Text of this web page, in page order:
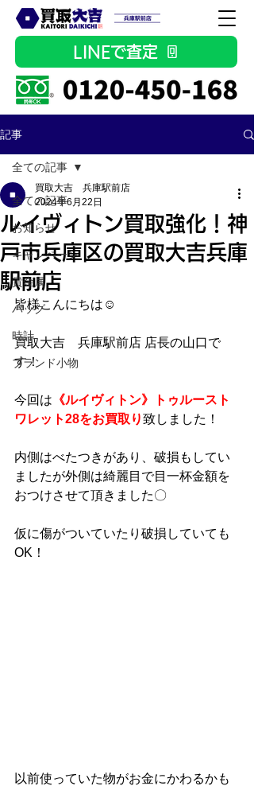
LINEで査定
記事
全ての記事
お知らせ
キャンペーン
貴金属
バッグ
時計
ブランド小物
全ての記事
ルイヴィトン買取強化！神
戸市兵庫区の買取大吉兵庫
駅前店
買取大吉 兵庫駅前店
2024年6月22日
皆様こんにちは☺
買取大吉　兵庫駅前店 店長の山口で
す！
今回は 《ルイヴィトン》トゥルースト
ワレット28をお買取り致しました！
内側はべたつきがあり、破損もしてい
ましたが外側は綺麗目で目一杯金額を
おつけさせて頂きました〇
仮に傷がついていたり破損していても
OK！
以前使っていた物がお金にかわるかも